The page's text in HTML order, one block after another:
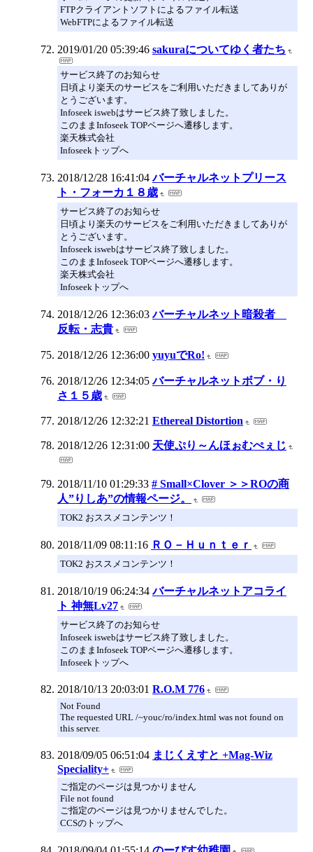
FTPクライアントソフトによるファイル転送
WebFTPによるファイル転送
2019/01/20 05:39:46 sakuraについてゆく者たち
サービス終了のお知らせ
日頃より楽天のサービスをご利用いただきましてありが
とうございます。
Infoseek iswebはサービス終了致しました。
このままInfoseek TOPページへ遷移します。
楽天株式会社
Infoseekトップへ
2018/12/28 16:41:04 バーチャルネットプリース
ト・フォーカ１８歳
サービス終了のお知らせ
日頃より楽天のサービスをご利用いただきましてありが
とうございます。
Infoseek iswebはサービス終了致しました。
このままInfoseek TOPページへ遷移します。
楽天株式会社
Infoseekトップへ
2018/12/26 12:36:03 バーチャルネット暗殺者
反転・志貴
2018/12/26 12:36:00 yuyuでRo!
2018/12/26 12:34:05 バーチャルネットボブ・り
さ１５歳
2018/12/26 12:32:21 Ethereal Distortion
2018/12/26 12:31:00 天使ぷり～んほぉむぺぇじ
2018/11/10 01:29:33 # Small×Clover ＞＞ROの商
人”りしあ”の情報ページ。
TOK2 おススメコンテンツ！
2018/11/09 08:11:16 ＲＯ－Ｈｕｎｔｅｒ
TOK2 おススメコンテンツ！
2018/10/19 06:24:34 バーチャルネットアコライ
ト 神無Lv27
サービス終了のお知らせ
Infoseek iswebはサービス終了致しました。
このままInfoseek TOPページへ遷移します。
Infoseekトップへ
2018/10/13 20:03:01 R.O.M 776
Not Found
The requested URL /~youc/ro/index.html was not found on
this server.
2018/09/05 06:51:04 まじくえすと +Mag-Wiz
Speciality+
ご指定のページは見つかりません
File not found
ご指定のページは見つかりませんでした。
CCSのトップへ